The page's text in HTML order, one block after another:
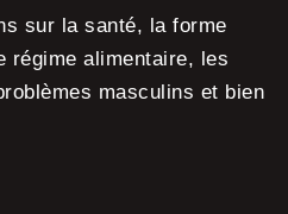
sur la santé, la forme
régime alimentaire, les
masculins et bien